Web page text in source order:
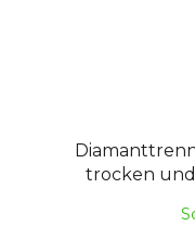
trocken und